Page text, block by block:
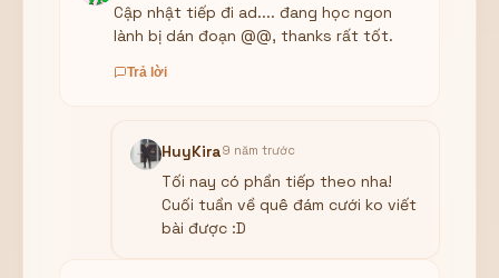
Cập nhật tiếp đi ad.... đang học ngon
lành bị dán đoạn @@, thanks rất tốt.
Trả lời
HuyKira9 năm trước
Tối nay có phần tiếp theo nha!
Cuối tuần về quê đám cưới ko viết
bài được :D